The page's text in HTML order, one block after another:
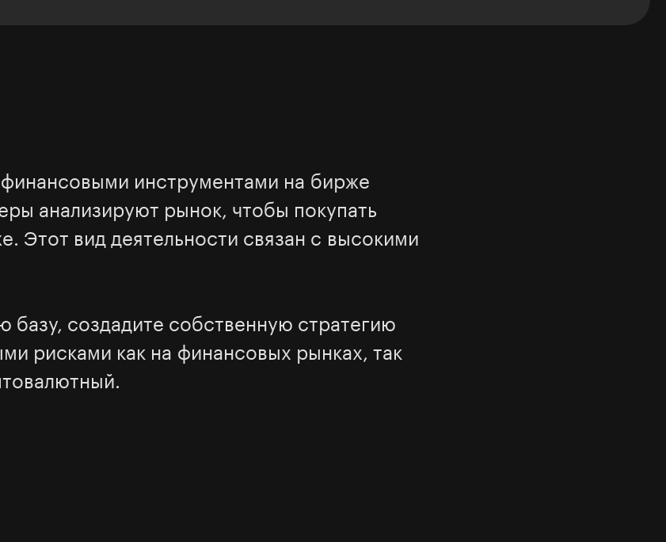
инструментами на бирже
анализируют рынок, чтобы покупать
Этот вид деятельности связан с высокими
базу, создадите собственную стратегию
рисками как на финансовых рынках, так